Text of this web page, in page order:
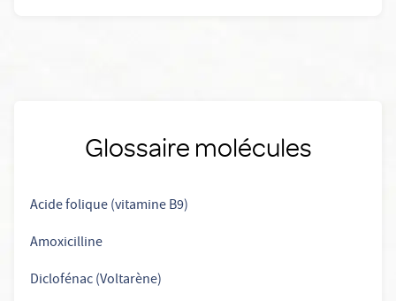
Glossaire molécules
Acide folique (vitamine B9)
Amoxicilline
Diclofénac (Voltarène)